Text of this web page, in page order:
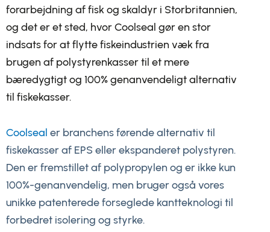
forarbejdning af fisk og skaldyr i Storbritannien,
og det er et sted, hvor Coolseal gør en stor
indsats for at flytte fiskeindustrien væk fra
brugen af polystyrenkasser til et mere
bæredygtigt og 100% genanvendeligt alternativ
til fiskekasser.
Coolseal er branchens førende alternativ til
fiskekasser af EPS eller ekspanderet polystyren.
Den er fremstillet af polypropylen og er ikke kun
100%-genanvendelig, men bruger også vores
unikke patenterede forseglede kantteknologi til
forbedret isolering og styrke.